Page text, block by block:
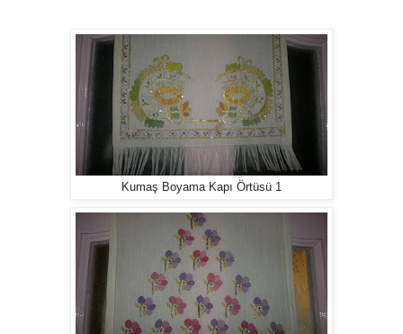
Kumaş Boyama Kapı Örtüsü 1